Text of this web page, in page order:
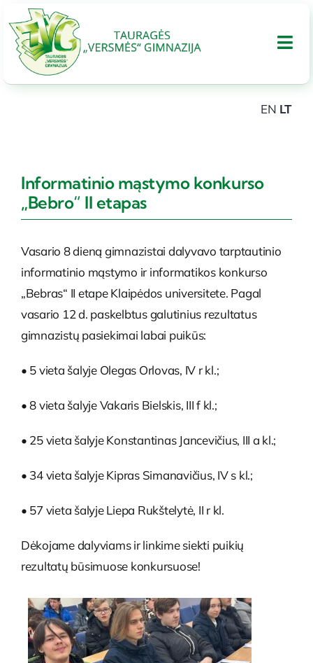
to
content
Tarptautinis bakalaureatas
Administracinė informacija
PARAMA
EN LT
Informatinio mąstymo konkurso
„Bebro“ II etapas
Vasario 8 dieną gimnazistai dalyvavo tarptautinio
informatinio mąstymo ir informatikos konkurso
„Bebras“ II etape Klaipėdos universitete. Pagal
vasario 12 d. paskelbtus galutinius rezultatus
gimnazistų pasiekimai labai puikūs:
• 5 vieta šalyje Olegas Orlovas, IV r kl.;
• 8 vieta šalyje Vakaris Bielskis, III f kl.;
• 25 vieta šalyje Konstantinas Jancevičius, III a kl.;
• 34 vieta šalyje Kipras Simanavičius, IV s kl.;
• 57 vieta šalyje Liepa Rukštelytė, II r kl.
Dėkojame dalyviams ir linkime siekti puikių
rezultatų būsimuose konkursuose!